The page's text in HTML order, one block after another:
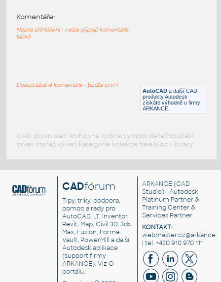
DWG Sezení
DWG Sezení AutoCAD a další CAD
produkty Autodesk
získáte výhodně u firmy
ARKANCE
Komentáře:
Nejste přihlášeni - nelze připojit komentáře
bloků
Dosud žádné komentáře - buďte první
CAD download: knihovna rodina symbol detail součást
prvek stafáž výkres kategorie kolekce free block library
CADfórum
Tipy, triky, podpora,
pomoc a rady pro
AutoCAD, LT, Inventor,
Revit, Map, Civil 3D, 3ds
Max, Fusion, Forma,
Vault, PowerMill a další
Autodesk aplikace
(support firmy
ARKANCE). VizO
portálu.
ARKANCE (CAD
Studio) - Autodesk
Platinum Partner &
Training Center &
Services Partner
KONTAKT:
| tel. +420 910 970 111